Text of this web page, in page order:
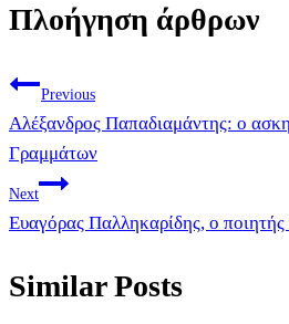
Πλοήγηση άρθρων
Previous
Αλέξανδρος Παπαδιαμάντης: ο
Γραμμάτων
Next
Ευαγόρας Παλληκαρίδης, ο
Similar Posts